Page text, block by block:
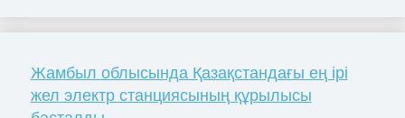
Жамбыл облысында Қазақстандағы ең ірі
жел электр станциясының құрылысы